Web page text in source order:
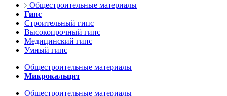
Общестроительные материалы
Гипс
Строительный гипс
Высокопрочный гипс
Медицинский гипс
Умный гипс
Общестроительные материалы
Микрокальцит
Общестроительные материалы